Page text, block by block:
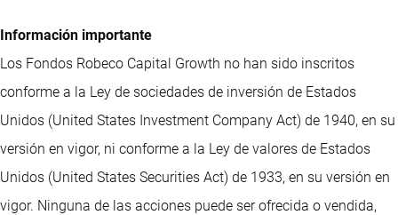
Información importante
Los Fondos Robeco Capital Growth no han sido inscritos
conforme a la Ley de sociedades de inversión de Estados
Unidos (United States Investment Company Act) de 1940, en su
versión en vigor, ni conforme a la Ley de valores de Estados
Unidos (United States Securities Act) de 1933, en su versión en
vigor. Ninguna de las acciones puede ser ofrecida o vendida,